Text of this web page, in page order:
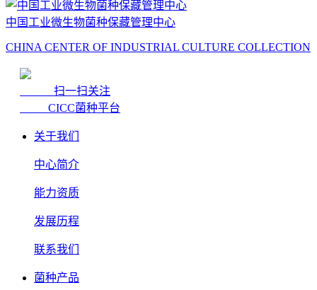
中国工业微生物菌种保藏管理中心
CHINA CENTER OF INDUSTRIAL CULTURE COLLECTION
扫一扫关注
CICC菌种平台
关于我们
中心简介
能力资质
发展历程
联系我们
菌种产品